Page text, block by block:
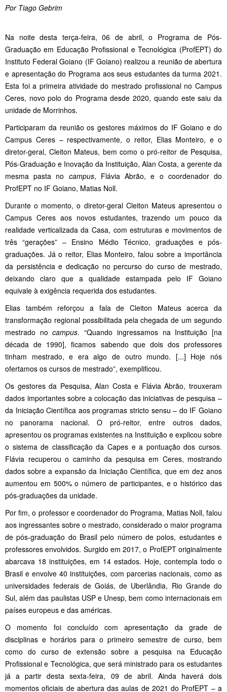
Por Tiago Gebrim
Na noite desta terça-feira, 06 de abril, o Programa de Pós-
Graduação em Educação Profissional e Tecnológica (ProfEPT) do
Instituto Federal Goiano (IF Goiano) realizou a reunião de abertura
e apresentação do Programa aos seus estudantes da turma 2021.
Esta foi a primeira atividade do mestrado profissional no Campus
Ceres, novo polo do Programa desde 2020, quando este saiu da
unidade de Morrinhos.
Participaram da reunião os gestores máximos do IF Goiano e do
Campus Ceres – respectivamente, o reitor, Elias Monteiro, e o
diretor-geral, Cleiton Mateus, bem como o pró-reitor de Pesquisa,
Pós-Graduação e Inovação da Instituição, Alan Costa, a gerente da
mesma pasta no campus, Flávia Abrão, e o coordenador do
ProfEPT no IF Goiano, Matias Noll.
Durante o momento, o diretor-geral Cleiton Mateus apresentou o
Campus Ceres aos novos estudantes, trazendo um pouco da
realidade verticalizada da Casa, com estruturas e movimentos de
três “gerações” – Ensino Médio Técnico, graduações e pós-
graduações. Já o reitor, Elias Monteiro, falou sobre a importância
da persistência e dedicação no percurso do curso de mestrado,
deixando claro que a qualidade estampada pelo IF Goiano
equivale à exigência requerida dos estudantes.
Elias também reforçou a fala de Cleiton Mateus acerca da
transformação regional possibilitada pela chegada de um segundo
mestrado nocampus. “Quando ingressamos na Instituição [na
década de 1990], ficamos sabendo que dois dos professores
tinham mestrado, e era algo de outro mundo. [...] Hoje nós
ofertamos os cursos de mestrado”, exemplificou.
Os gestores da Pesquisa, Alan Costa e Flávia Abrão, trouxeram
dados importantes sobre a colocação das iniciativas de pesquisa –
da Iniciação Científica aos programas stricto sensu – do IF Goiano
no panorama nacional. O pró-reitor, entre outros dados,
apresentou os programas existentes na Instituição e explicou sobre
o sistema de classificação da Capes e a pontuação dos cursos.
Flávia recuperou o caminho da pesquisa em Ceres, mostrando
dados sobre a expansão da Iniciação Científica, que em dez anos
aumentou em 500% o número de participantes, e o histórico das
pós-graduações da unidade.
Por fim, o professor e coordenador do Programa, Matias Noll, falou
aos ingressantes sobre o mestrado, considerado o maior programa
de pós-graduação do Brasil pelo número de polos, estudantes e
professores envolvidos. Surgido em 2017, o ProfEPT originalmente
abarcava 18 instituições, em 14 estados. Hoje, contempla todo o
Brasil e envolve 40 instituições, com parcerias nacionais, como as
universidades federais de Goiás, de Uberlândia, Rio Grande do
Sul, além das paulistas USP e Unesp, bem como internacionais em
países europeus e das américas.
O momento foi concluído com apresentação da grade de
disciplinas e horários para o primeiro semestre de curso, bem
como do curso de extensão sobre a pesquisa na Educação
Profissional e Tecnológica, que será ministrado para os estudantes
já a partir desta sexta-feira, 09 de abril. Ainda haverá dois
momentos oficiais de abertura das aulas de 2021 do ProfEPT – a